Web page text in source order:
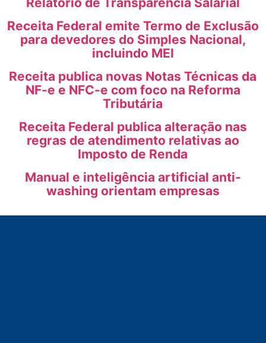
Receita Federal emite Termo de Exclusão
para devedores do Simples Nacional,
incluindo MEI
Receita publica novas Notas Técnicas da
NF-e e NFC-e com foco na Reforma
Tributária
Receita Federal publica alteração nas
regras de atendimento relativas ao
Imposto de Renda
Manual e inteligência artificial anti-
washing orientam empresas